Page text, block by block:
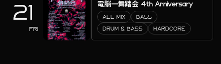
21
FRI
電脳一舞踏会 4th Anniversary
ALL MIX BASS
DRUM & BASS HARDCORE